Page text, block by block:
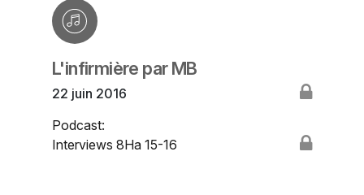
L'infirmière par MB
22 juin 2016
Podcast:
Interviews 8Ha 15-16